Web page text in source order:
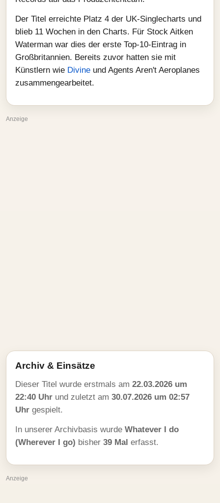
Der Titel erreichte Platz 4 der UK-Singlecharts und
blieb 11 Wochen in den Charts. Für Stock Aitken
Waterman war dies der erste Top‑10‑Eintrag in
Großbritannien. Bereits zuvor hatten sie mit
Künstlern wie Divine und Agents Aren't Aeroplanes
zusammengearbeitet.
Anzeige
Archiv & Einsätze
Dieser Titel wurde erstmals am 22.03.2026 um
22:40 Uhr und zuletzt am 30.07.2026 um 02:57
Uhr gespielt.
In unserer Archivbasis wurde Whatever I do
(Wherever I go) bisher 39 Mal erfasst.
Anzeige